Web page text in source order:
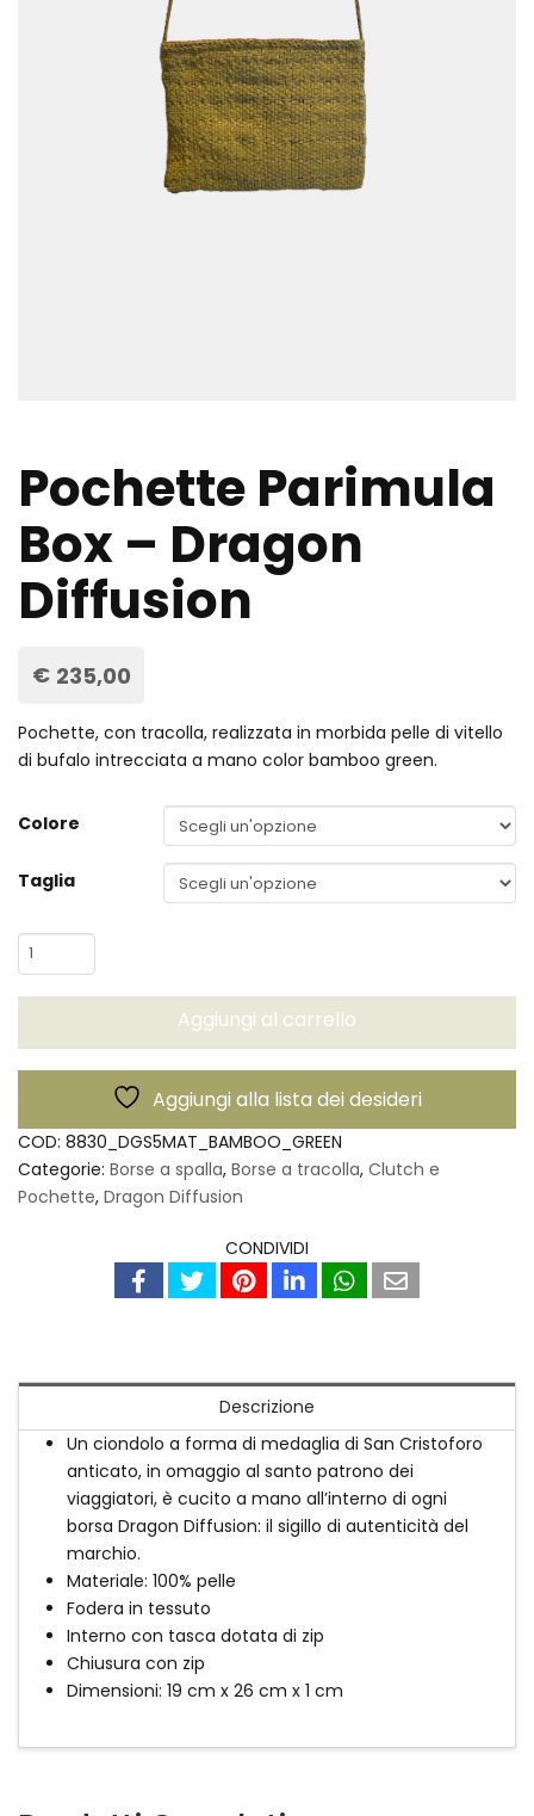
Pochette Parimula
Box – Dragon
Diffusion
€ 235,00
Pochette, con tracolla, realizzata in morbida pelle di vitello
di bufalo intrecciata a mano color bamboo green.
Colore
Taglia
Pochette
Parimula
Box
Dragon
Aggiungi al carrello
Aggiungi alla lista dei desideri
COD: 8830_DGS5MAT_BAMBOO_GREEN
Categorie: Borse a spalla, Borse a tracolla, Clutch e
Pochette, Dragon Diffusion
CONDIVIDI
Descrizione
Un ciondolo a forma di medaglia di San Cristoforo
anticato, in omaggio al santo patrono dei
viaggiatori, è cucito a mano all’interno di ogni
borsa Dragon Diffusion: il sigillo di autenticità del
marchio.
Materiale: 100% pelle
Fodera in tessuto
Interno con tasca dotata di zip
Chiusura con zip
Dimensioni: 19 cm x 26 cm x 1 cm